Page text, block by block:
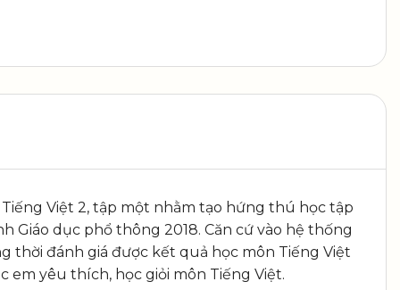
Việt 2, tập một nhằm tạo hứng thú học tập
Giáo dục phổ thông 2018. Căn cứ vào hệ thống
thời đánh giá được kết quả học môn Tiếng Việt
em yêu thích, học giỏi môn Tiếng Việt.